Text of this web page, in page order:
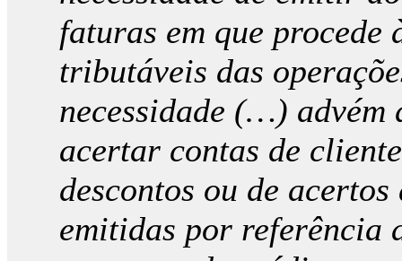
faturas em que procede
tributáveis das
necessidade (…) advém
acertar contas de
descontos ou de
emitidas por referência